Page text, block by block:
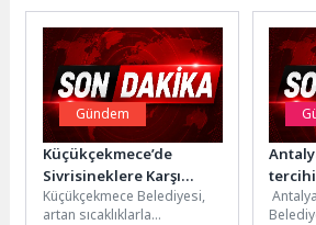
Gündem
Küçükçekmece’de
Sivrisineklere Karşı
Mücadele Yoğunlaştı
Küçükçekmece Belediyesi,
artan sıcaklıklarla